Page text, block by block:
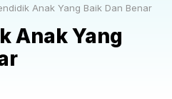
Anak Yang Baik Dan Benar
Anak Yang